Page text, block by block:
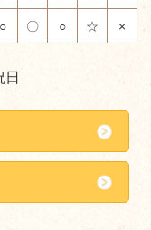
○ 〇 ○ ☆ ×